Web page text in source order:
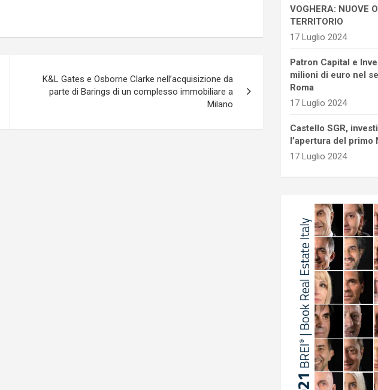
K&L Gates e Osborne Clarke nell’acquisizione da
parte di Barings di un complesso immobiliare a
Milano
VOGHERA: NUOVE
TERRITORIO
17 Luglio 2024
Patron Capital e
milioni di euro nel
Roma
17 Luglio 2024
Castello SGR,
l’apertura del primo
17 Luglio 2024